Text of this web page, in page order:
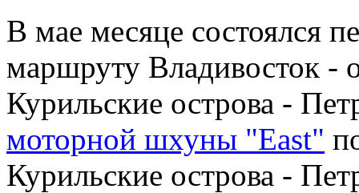
В мае месяце состоялся
маршруту Владивосток -
Курильские острова -
моторной шхуны "East"
Курильские острова -